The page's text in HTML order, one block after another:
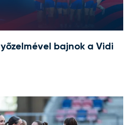
bajnok a Vidi